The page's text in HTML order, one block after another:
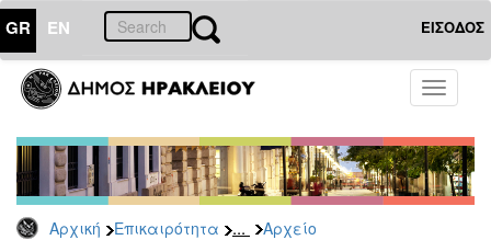
GR EN ΕΙΣΟΔΟΣ
Toggle
Αρχική Επικαιρότητα ... Αρχείο
ΕΠΙΚΑΙΡΟΤΗΤΑ
Διαβουλεύσεις
Αρχείο